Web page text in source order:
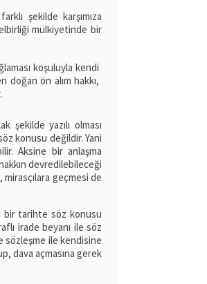
şekilde karşımıza
elbirliği mülkiyetinde bir
koşuluyla kendi
doğan ön alım hakkı,
şekilde yazılı olması
konusu değildir. Yani
Aksine bir anlaşma
devredilebileceği
geçmesi de
bir tarihte söz konusu
irade beyanı ile söz
sözleşme ile kendisine
dava açmasına gerek